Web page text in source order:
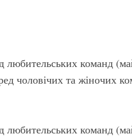
команд
чоловічих та жіночих
команд